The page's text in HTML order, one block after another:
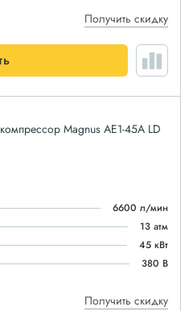
Получить скидку
Magnus АЕ1-45A LD
6600 л/мин
13 атм
45 кВт
380 В
Получить скидку